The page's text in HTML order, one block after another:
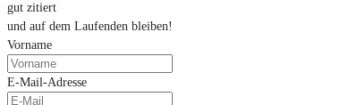
gut zitiert
und auf dem Laufenden bleiben!
Vorname
E-Mail-Adresse